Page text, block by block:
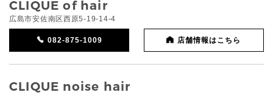
CLIQUE of hair
広島市安佐南区西原5-19-14-4
082-875-1009 店舗情報はこちら
CLIQUE noise hair